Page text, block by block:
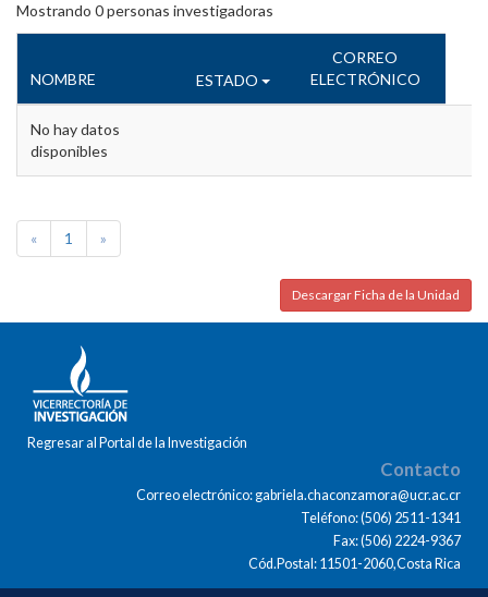
Mostrando 0personas investigadoras
NOMBRE ESTADO
CORREO
ELECTRÓNICO
No hay datos
disponibles
« 1 »
Descargar Ficha de la Unidad
Regresar al Portal de la Investigación
Contacto
Correo electrónico: gabriela.chaconzamora@ucr.ac.cr
Teléfono: (506) 2511-1341
Fax: (506) 2224-9367
Cód.Postal: 11501-2060,Costa Rica